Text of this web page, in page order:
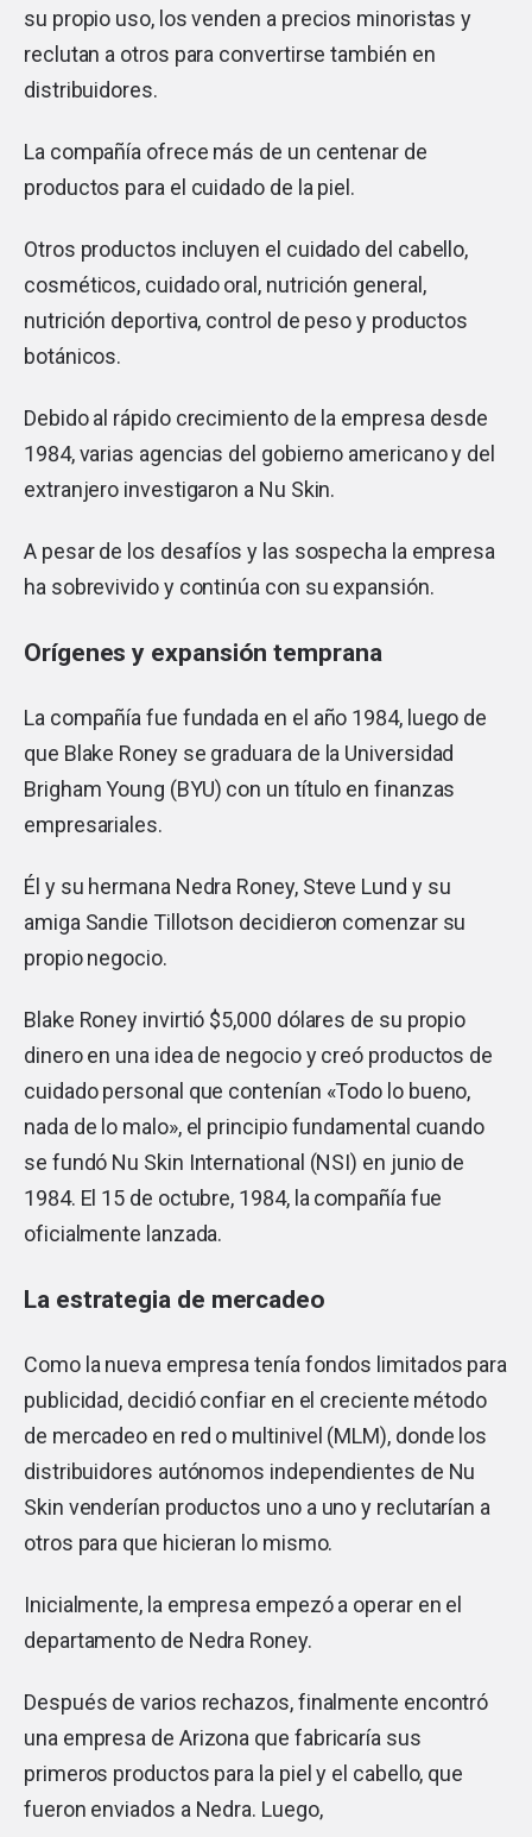
su propio uso, los venden a precios minoristas y
reclutan a otros para convertirse también en
distribuidores.
La compañía ofrece más de un centenar de
productos para el cuidado de la piel.
Otros productos incluyen el cuidado del cabello,
cosméticos, cuidado oral, nutrición general,
nutrición deportiva, control de peso y productos
botánicos.
Debido al rápido crecimiento de la empresa desde
1984, varias agencias del gobierno americano y del
extranjero investigaron a Nu Skin.
A pesar de los desafíos y las sospecha la empresa
ha sobrevivido y continúa con su expansión.
Orígenes y expansión temprana
La compañía fue fundada en el año 1984, luego de
que Blake Roney se graduara de la Universidad
Brigham Young (BYU) con un título en finanzas
empresariales.
Él y su hermana Nedra Roney, Steve Lund y su
amiga Sandie Tillotson decidieron comenzar su
propio negocio.
Blake Roney invirtió $5,000 dólares de su propio
dinero en una idea de negocio y creó productos de
cuidado personal que contenían «Todo lo bueno,
nada de lo malo», el principio fundamental cuando
se fundó Nu Skin International (NSI) en junio de
1984. El 15 de octubre, 1984, la compañía fue
oficialmente lanzada.
La estrategia de mercadeo
Como la nueva empresa tenía fondos limitados para
publicidad, decidió confiar en el creciente método
de mercadeo en red o multinivel (MLM), donde los
distribuidores autónomos independientes de Nu
Skin venderían productos uno a uno y reclutarían a
otros para que hicieran lo mismo.
Inicialmente, la empresa empezó a operar en el
departamento de Nedra Roney.
Después de varios rechazos, finalmente encontró
una empresa de Arizona que fabricaría sus
primeros productos para la piel y el cabello, que
fueron enviados a Nedra. Luego,